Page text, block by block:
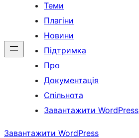
Теми
Плагіни
Новини
Підтримка
Про
Документація
Спільнота
Завантажити WordPress
Завантажити WordPress